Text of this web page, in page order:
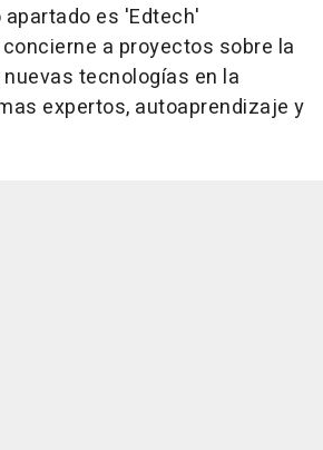
es 'Edtech'
a proyectos sobre la
tecnologías en la
expertos, autoaprendizaje y